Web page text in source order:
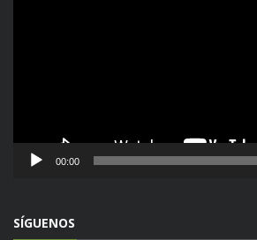
00:00
SÍGUENOS